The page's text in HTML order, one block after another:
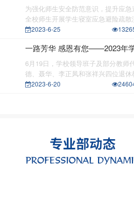
为强化师生安全防范意识，提升应
全校师生开展学生寝室应急避险疏散
2023-6-25
一路芳华 感恩有您——2023年
6月19日，学校领导班子及部分教师
德、聂华、李正凤和张祥兴四位退休
2023-6-20